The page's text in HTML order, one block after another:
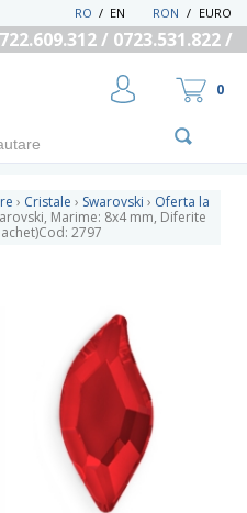
RON / EURO
EN
/
RO
/ 0723.531.822 /
0
› Cristale › Swarovski › Oferta la
Marime: 8x4 mm, Diferite
2797